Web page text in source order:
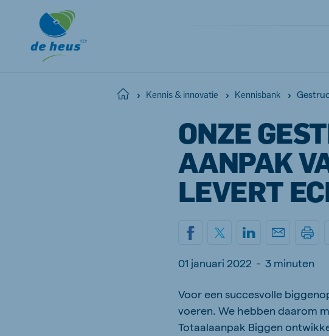
Home Kennis & innovatie Kennisbank
ONZE
AANPAK
LEVERT
01 januari 2022 - 3 minuten
Voor een succesvolle
voeren. We hebben daarom
Totaalaanpak Biggen